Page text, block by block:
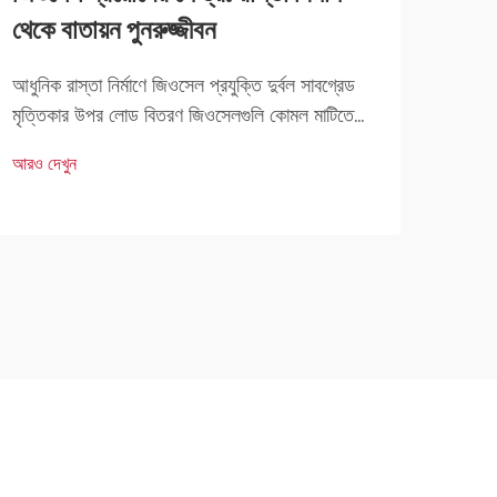
থেকে বাতায়ন পুনরুজ্জীবন
আধুনিক রাস্তা নির্মাণে জিওসেল প্রযুক্তি দুর্বল সাবগ্রেড
মৃত্তিকার উপর লোড বিতরণ জিওসেলগুলি কোমল মাটিতে
যা বেশি চাপ সহ্য করতে পারে না। যখন গাড়িগুলি এই রাস্তা
আরও দেখুন